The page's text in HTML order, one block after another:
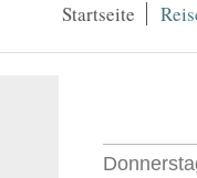
Startseite